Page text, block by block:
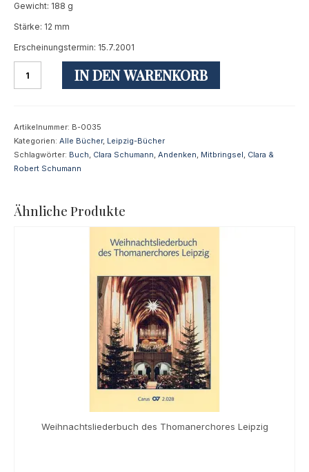
Gewicht: 188 g
Stärke: 12 mm
Erscheinungstermin: 15.7.2001
Schumann
IN DEN WARENKORB
Artikelnummer: B-0035
Kategorien: Alle Bücher, Leipzig-Bücher
Schlagwörter: Buch, Clara Schumann, Andenken, Mitbringsel, Clara &
Robert Schumann
Ähnliche Produkte
Weihnachtsliederbuch des Thomanerchores Leipzig